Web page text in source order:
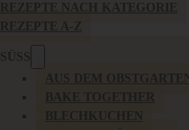
REZEPTE NACH KATEGORIE
REZEPTE A-Z
SÜSS